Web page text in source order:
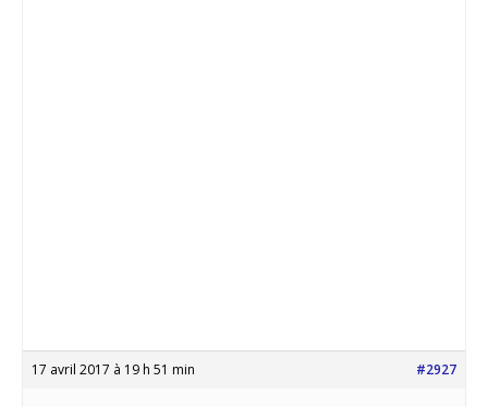
17 avril 2017 à 19 h 51 min #2927